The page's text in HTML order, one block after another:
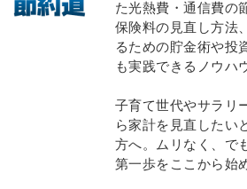
た光熱費・通信費の
保険料の見直し方法
るための貯金術や投
も実践できるノウハ
子育て世代やサラリ
ら家計を見直したい
方へ。ムリなく、で
第一歩をここから始